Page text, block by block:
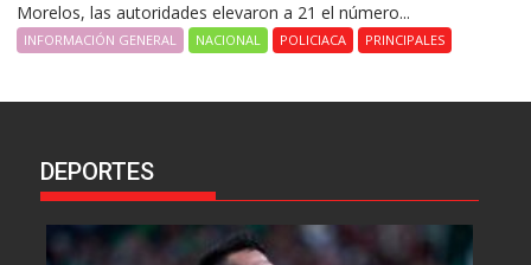
Morelos, las autoridades elevaron a 21 el número...
INFORMACIÓN GENERAL NACIONAL POLICIACA PRINCIPALES
DEPORTES